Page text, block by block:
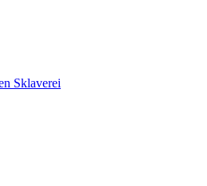
Sklaverei